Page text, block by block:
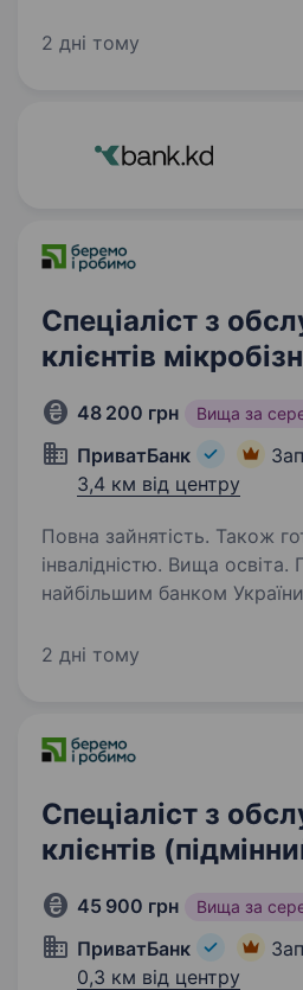
лідуючі позиції за всіма
2 дні тому
Спеціаліст з
клієнтів
48 200 грн Вища за
ПриватБанк
3,4 км від центру
Повна зайнятість. Також
інвалідністю. Вища освіта. ПриватБанк — є
найбільшим банком
лідуючі позиції за всіма
2 дні тому
Спеціаліст з
клієнтів
45 900 грн Вища за
ПриватБанк
0,3 км від центру